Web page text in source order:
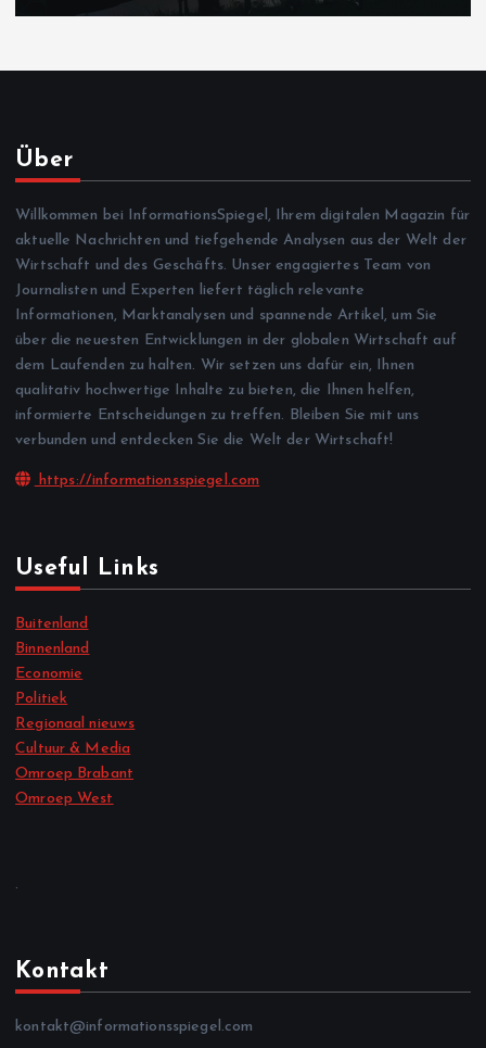
Über
Willkommen bei InformationsSpiegel, Ihrem digitalen Magazin für
aktuelle Nachrichten und tiefgehende Analysen aus der Welt der
Wirtschaft und des Geschäfts. Unser engagiertes Team von
Journalisten und Experten liefert täglich relevante
Informationen, Marktanalysen und spannende Artikel, um Sie
über die neuesten Entwicklungen in der globalen Wirtschaft auf
dem Laufenden zu halten. Wir setzen uns dafür ein, Ihnen
qualitativ hochwertige Inhalte zu bieten, die Ihnen helfen,
informierte Entscheidungen zu treffen. Bleiben Sie mit uns
verbunden und entdecken Sie die Welt der Wirtschaft!
https://informationsspiegel.com
Useful Links
Buitenland
Binnenland
Economie
Politiek
Regionaal nieuws
Cultuur & Media
Omroep Brabant
Omroep West
.
Kontakt
kontakt@informationsspiegel.com